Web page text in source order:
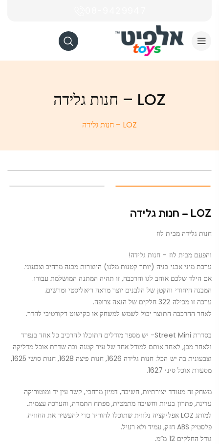
LOZ – חנות גלידה
LOZ – חנות גלידה
LOZ – חנות גלידה
חנות גלידה מבית לוז
והפעם מבית לוז – חנות גלידה!
ערכת מיני אבני בניה (יותר קטנות מלגו) היוצרות מבנה מרהיב וצבעוני.
אם הילד שלכם אוהב לגו והרכבה, זו תהיה המתנה המושלמת עבורו.
המבנה היחודי והקטן של הלבנים יוצר מראה ריאליסטי ומרשים.
ערכה זו מכילה 322 חלקים של הנאה צרופה.
לאחר ההרכבה התוצר יכול לשמש למשחק או כקישוט דקורטיבי לחדר.
בסדרת Street Mini- יש מספר מודלים התוכלו להרכיב כל אחד בנפרד
ולאחר מכן, לאחד אותם למודל אחד של עיר קטנה ובה שדרת אוכל מדליקה
וצבעונית בה יש הכל: חנות גלידה 1626, חנות פיצה 1628, חנות סושי 1625,
מסעדת אוכל סיני 1627.
משחק זה מעודד יצירתיות, חשיבה, דמיון מרחבי, קשר עין יד ומוטוריקה
עדינה, פתרון בעיות וחשיבה מתמטית, מפתח התמדה, והערכה עצמית.
למותג LOZ אפליקציה נלווית שתוכלו להוריד כדי להעשיר את החוויה.
פלסטיק ABS חזק, עמיד ולא רעיל.
גודל החלקים 12 מ”מ.